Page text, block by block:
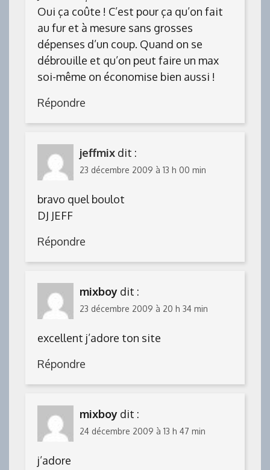
Oui ça coûte ! C’est pour ça qu’on fait
au fur et à mesure sans grosses
dépenses d’un coup. Quand on se
débrouille et qu’on peut faire un max
soi-même on économise bien aussi !
Répondre
jeffmix dit :
23 décembre 2009 à 13 h 00 min
bravo quel boulot
DJ JEFF
Répondre
mixboy dit :
23 décembre 2009 à 20 h 34 min
excellent j’adore ton site
Répondre
mixboy dit :
24 décembre 2009 à 13 h 47 min
j’adore